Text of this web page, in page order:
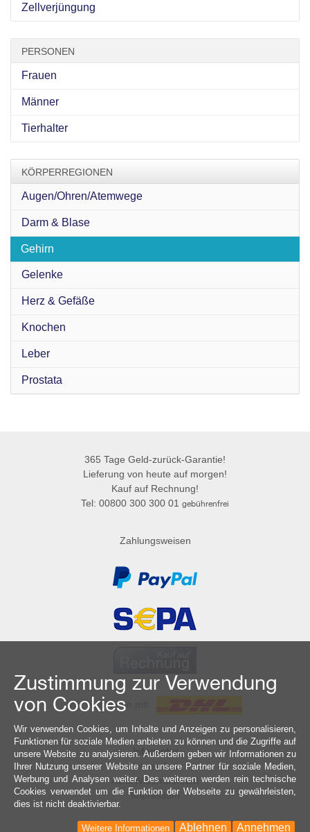
Zellverjüngung
PERSONEN
Frauen
Männer
Tierhalter
KÖRPERREGIONEN
Augen/Ohren/Atemwege
Darm & Blase
Gehirn
Gelenke
Herz & Gefäße
Knochen
Leber
Prostata
365 Tage Geld-zurück-Garantie!
Lieferung von heute auf morgen!
Kauf auf Rechnung!
Tel: 00800 300 300 01 gebührenfrei
Zahlungsweisen
Wir versenden mit
Infocenter
Datenschutz
AGB/Widerrufsrecht
Impressum
Zustimmung zur Verwendung
von Cookies
Wir verwenden Cookies, um Inhalte und Anzeigen zu personalisieren,
Funktionen für soziale Medien anbieten zu können und die Zugriffe auf
unsere Website zu analysieren. Außerdem geben wir Informationen zu
Ihrer Nutzung unserer Website an unsere Partner für soziale Medien,
Werbung und Analysen weiter. Des weiteren werden rein technische
Cookies verwendet um die Funktion der Webseite zu gewährleisten,
dies ist nicht deaktivierbar.
Annehmen
Ablehnen
Weitere Informationen